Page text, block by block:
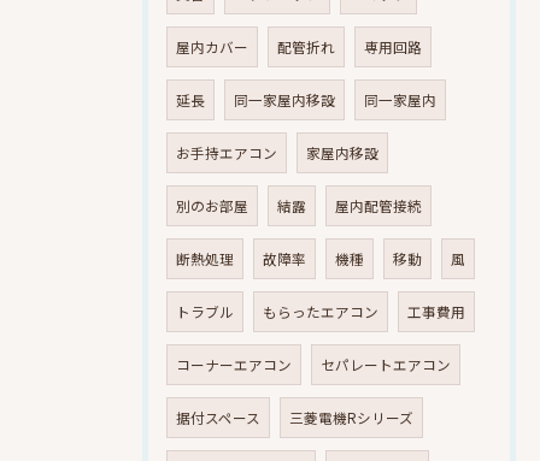
屋内カバー 配管折れ 専用回路
延長 同一家屋内移設 同一家屋内
お手持エアコン 家屋内移設
別のお部屋 結露 屋内配管接続
断熱処理 故障率 機種 移動 風
トラブル もらったエアコン 工事費用
コーナーエアコン セパレートエアコン
据付スペース 三菱電機Rシリーズ